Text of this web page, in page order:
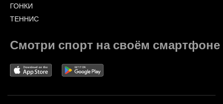
ГОНКИ
ТЕННИС
Смотри спорт на своём смартфоне